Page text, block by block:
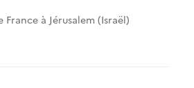
à Jérusalem (Israël)